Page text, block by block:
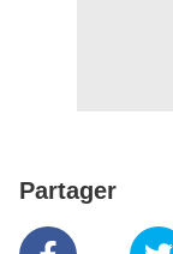
Partager